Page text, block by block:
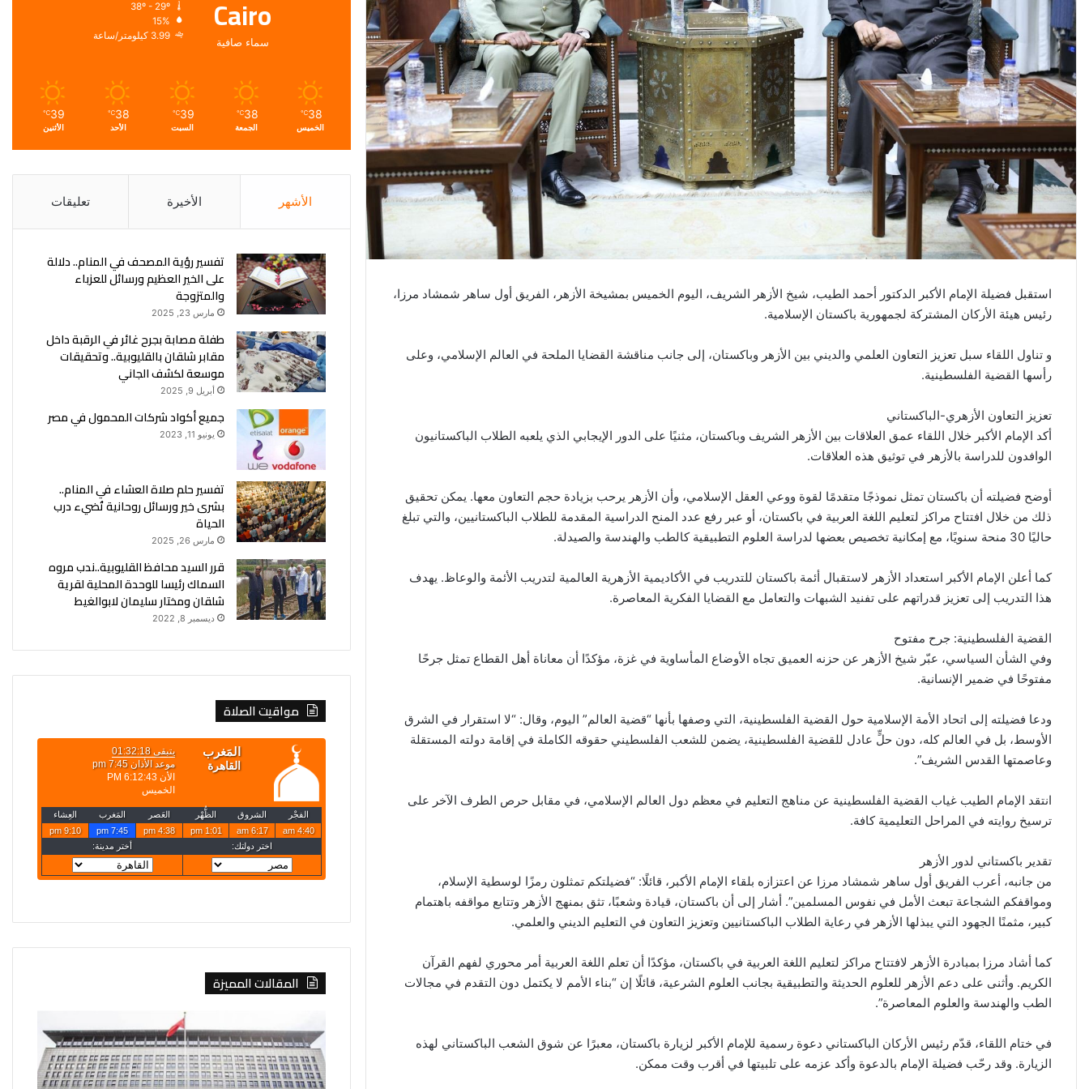
استقبل فضيلة الإمام الأكبر الدكتور أحمد الطيب، شيخ الأزهر الشريف، اليوم الخميس بمشيخة الأزهر، الفريق أول ساهر شمشاد مرزا،
رئيس هيئة الأركان المشتركة لجمهورية باكستان الإسلامية.
و تناول اللقاء سبل تعزيز التعاون العلمي والديني بين الأزهر وباكستان، إلى جانب مناقشة القضايا الملحة في العالم الإسلامي، وعلى
رأسها القضية الفلسطينية.
تعزيز التعاون الأزهري-الباكستاني
أكد الإمام الأكبر خلال اللقاء عمق العلاقات بين الأزهر الشريف وباكستان، مثنيًا على الدور الإيجابي الذي يلعبه الطلاب الباكستانيون
الوافدون للدراسة بالأزهر في توثيق هذه العلاقات.
أوضح فضيلته أن باكستان تمثل نموذجًا متقدمًا لقوة ووعي العقل الإسلامي، وأن الأزهر يرحب بزيادة حجم التعاون معها. يمكن تحقيق
ذلك من خلال افتتاح مراكز لتعليم اللغة العربية في باكستان، أو عبر رفع عدد المنح الدراسية المقدمة للطلاب الباكستانيين، والتي تبلغ
حاليًا 30 منحة سنويًا، مع إمكانية تخصيص بعضها لدراسة العلوم التطبيقية كالطب والهندسة والصيدلة.
كما أعلن الإمام الأكبر استعداد الأزهر لاستقبال أئمة باكستان للتدريب في الأكاديمية الأزهرية العالمية لتدريب الأئمة والوعاظ. يهدف
هذا التدريب إلى تعزيز قدراتهم على تفنيد الشبهات والتعامل مع القضايا الفكرية المعاصرة.
القضية الفلسطينية: جرح مفتوح
وفي الشأن السياسي، عبّر شيخ الأزهر عن حزنه العميق تجاه الأوضاع المأساوية في غزة، مؤكدًا أن معاناة أهل القطاع تمثل جرحًا
مفتوحًا في ضمير الإنسانية.
ودعا فضيلته إلى اتحاد الأمة الإسلامية حول القضية الفلسطينية، التي وصفها بأنها “قضية العالم” اليوم، وقال: “لا استقرار في الشرق
الأوسط، بل في العالم كله، دون حلٍّ عادل للقضية الفلسطينية، يضمن للشعب الفلسطيني حقوقه الكاملة في إقامة دولته المستقلة
وعاصمتها القدس الشريف”.
انتقد الإمام الطيب غياب القضية الفلسطينية عن مناهج التعليم في معظم دول العالم الإسلامي، في مقابل حرص الطرف الآخر على
ترسيخ روايته في المراحل التعليمية كافة.
تقدير باكستاني لدور الأزهر
من جانبه، أعرب الفريق أول ساهر شمشاد مرزا عن اعتزازه بلقاء الإمام الأكبر، قائلًا: “فضيلتكم تمثلون رمزًا لوسطية الإسلام،
ومواقفكم الشجاعة تبعث الأمل في نفوس المسلمين”. أشار إلى أن باكستان، قيادة وشعبًا، تثق بمنهج الأزهر وتتابع مواقفه باهتمام
كبير، مثمنًا الجهود التي يبذلها الأزهر في رعاية الطلاب الباكستانيين وتعزيز التعاون في التعليم الديني والعلمي.
كما أشاد مرزا بمبادرة الأزهر لافتتاح مراكز لتعليم اللغة العربية في باكستان، مؤكدًا أن تعلم اللغة العربية أمر محوري لفهم القرآن
الكريم. وأثنى على دعم الأزهر للعلوم الحديثة والتطبيقية بجانب العلوم الشرعية، قائلًا إن “بناء الأمم لا يكتمل دون التقدم في مجالات
الطب والهندسة والعلوم المعاصرة”.
في ختام اللقاء، قدّم رئيس الأركان الباكستاني دعوة رسمية للإمام الأكبر لزيارة باكستان، معبرًا عن شوق الشعب الباكستاني لهذه
الزيارة. وقد رحّب فضيلة الإمام بالدعوة وأكد عزمه على تلبيتها في أقرب وقت ممكن.
Cairo
سماء صافية
15%
3.99 كيلومتر/ساعة
38
℃
الخميس
38
℃
الجمعة
39
℃
السبت
38
℃
الأحد
39
℃
الأثنين
الأشهر الأخيرة تعليقات
تفسير رؤية المصحف في المنام.. دلالة
على الخير العظيم ورسائل للعزباء
والمتزوجة
مارس 23, 2025
طفلة مصابة بجرح غائر في الرقبة داخل
مقابر شلقان بالقليوبية.. وتحقيقات
موسعة لكشف الجاني
أبريل 9, 2025
جميع أكواد شركات المحمول في مصر
يونيو 11, 2023
تفسير حلم صلاة العشاء في المنام..
بشرى خير ورسائل روحانية تُضيء درب
الحياة
مارس 26, 2025
قرر السيد محافظ القليوبية..ندب مروه
السماك رئيسا للوحدة المحلية لقرية
شلقان ومختار سليمان لابوالغيط
ديسمبر 8, 2022
مواقيت الصلاة
المقالات المميزة
محادثات
مع
القدس
تدعو
لتحرك
إجراءات
تعلن
قصف
4
سفن